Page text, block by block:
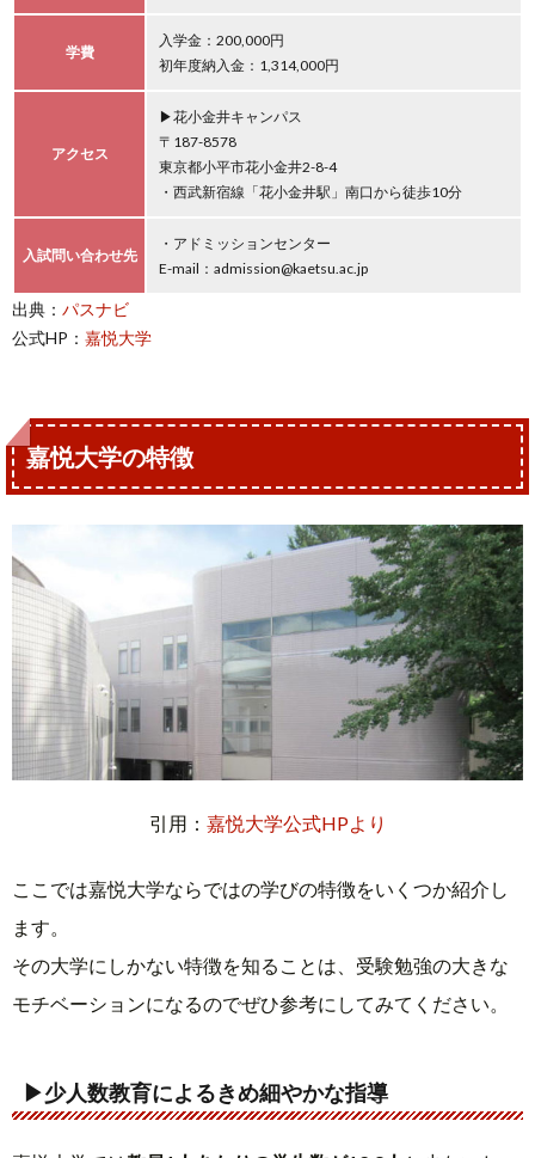
学費
入学金：200,000円
初年度納入金：1,314,000円
アクセス
▶花小金井キャンパス
〒187-8578
東京都小平市花小金井2-8-4
・西武新宿線「花小金井駅」南口から徒歩10分
入試問い合わせ先
・アドミッションセンター
E-mail：admission@kaetsu.ac.jp
出典： パスナビ
公式HP： 嘉悦大学
嘉悦大学の特徴
引用： 嘉悦大学公式HPより
ここでは嘉悦大学ならではの学びの特徴をいくつか紹介し
ます。
その大学にしかない特徴を知ることは、受験勉強の大きな
モチベーションになるのでぜひ参考にしてみてください。
▶少人数教育によるきめ細やかな指導